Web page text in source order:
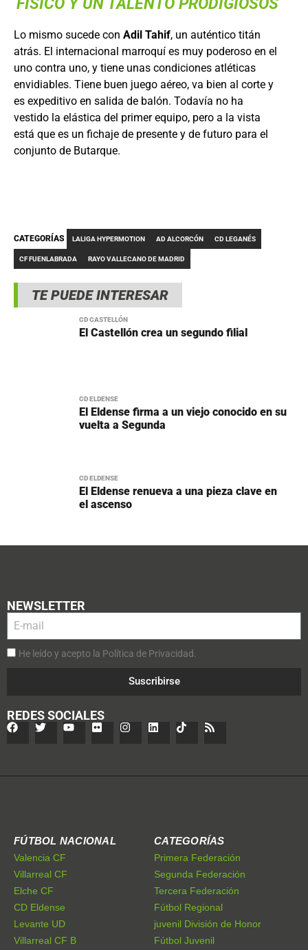
TE PUEDE INTERESAR
CD CASTELLÓN
El Castellón crea un segundo filial
CD ELDENSE
El Eldense firma a un viejo conocido en su
vuelta a Segunda
CD ELDENSE
El Eldense renueva a una pieza clave en
el ascenso
Lo mismo sucede con Adil Tahif, un auténtico titán
atrás. El internacional marroquí es muy poderoso en el
uno contra uno, y tiene unas condiciones atléticas
envidiables. Tiene buen juego aéreo, va bien al corte y
es expeditivo en salida de balón. Todavía no ha
vestido la elástica del primer equipo, pero a la vista
está que es un fichaje de presente y de futuro para el
conjunto de Butarque.
CATEGORÍAS LALIGA HYPERMOTION AD ALCORCÓN CD LEGANÉS
CF FUENLABRADA RAYO VALLECANO DE MADRID
NEWSLETTER
He leído y acepto la Política de Privacidad.
Suscribirse
REDES SOCIALES
FÚTBOL NACIONAL
Valencia CF
Villarreal CF
Elche CF
CD Eldense
Levante UD
Villarreal CF B
CATEGORÍAS
Primera Federación
Segunda Federación
Tercera Federación
Fútbol Regional
juvenil División de Honor
Fútbol Juvenil